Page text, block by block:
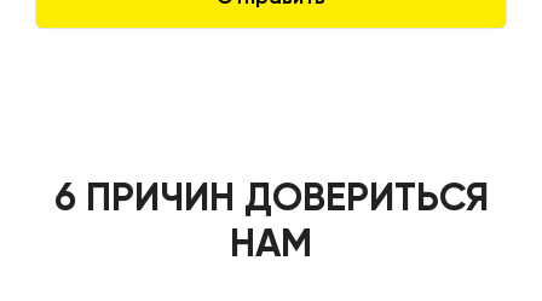
6 ПРИЧИН ДОВЕРИТЬСЯ
НАМ